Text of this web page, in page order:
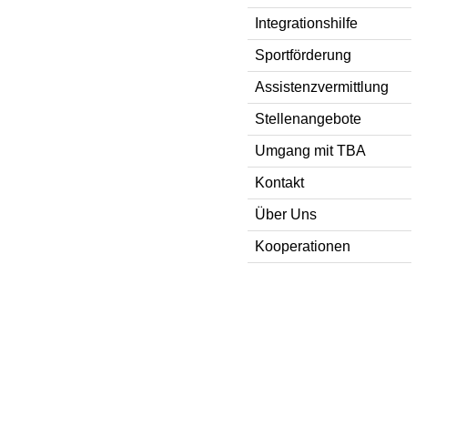
Integrationshilfe
Sportförderung
Assistenzvermittlung
Stellenangebote
Umgang mit TBA
Kontakt
Über Uns
Kooperationen